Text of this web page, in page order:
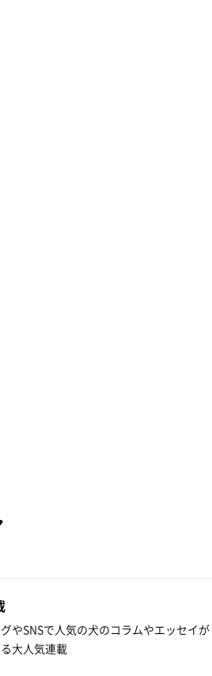
やSNSで人気の犬のコラムやエッセイが
大人気連載